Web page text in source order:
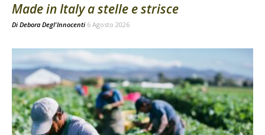
Made in Italy a stelle e strisce
Di Debora Degl'Innocenti 6 Agosto 2026